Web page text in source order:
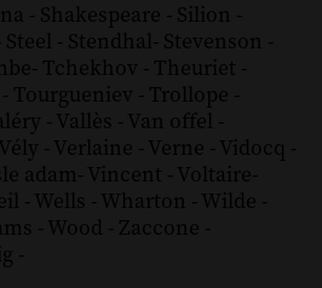
- Shakespeare - Silion -
Steel - Stendhal- Stevenson -
- Tchekhov - Theuriet -
- Tourgueniev - Trollope -
- Vallès - Van offel -
Vély - Verlaine - Verne - Vidocq -
adam- Vincent - Voltaire-
- Wells - Wharton - Wilde -
- Wood - Zaccone -
-